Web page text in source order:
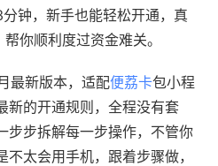
钟，新手也能轻松开通，真
你顺利度过资金难关。
最新版本，适配便荔卡包小程
新的开通规则，全程没有套
步步拆解每一步操作，不管你
太会用手机，跟着步骤做，